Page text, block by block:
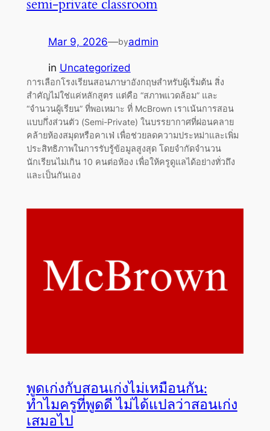
semi-private classroom
Mar 9, 2026—byadmin
in Uncategorized
การเลือกโรงเรียนสอนภาษาอังกฤษสำหรับผู้เริ่มต้น สิ่ง
สำคัญไม่ใช่แค่หลักสูตร แต่คือ “สภาพแวดล้อม” และ
“จำนวนผู้เรียน” ที่พอเหมาะ ที่ McBrown เราเน้นการสอน
แบบกึ่งส่วนตัว (Semi-Private) ในบรรยากาศที่ผ่อนคลาย
คล้ายห้องสมุดหรือคาเฟ่ เพื่อช่วยลดความประหม่าและเพิ่ม
ประสิทธิภาพในการรับรู้ข้อมูลสูงสุด โดยจำกัดจำนวน
นักเรียนไม่เกิน 10 คนต่อห้อง เพื่อให้ครูดูแลได้อย่างทั่วถึง
และเป็นกันเอง
พูดเก่งกับสอนเก่งไม่เหมือนกัน:
ทำไมครูที่พูดดี ไม่ได้แปลว่าสอนเก่ง
เสมอไป